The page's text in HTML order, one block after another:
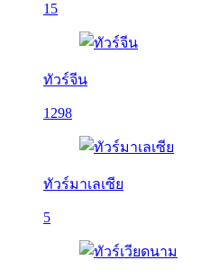
15
ทัวร์จีน
1298
ทัวร์มาเลเซีย
5